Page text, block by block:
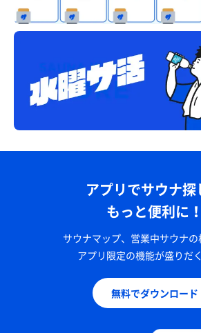
アプリでサウナ探
もっと便利に！
サウナマップ、営業中サウナの
アプリ限定の機能が盛りだ
無料でダウンロード